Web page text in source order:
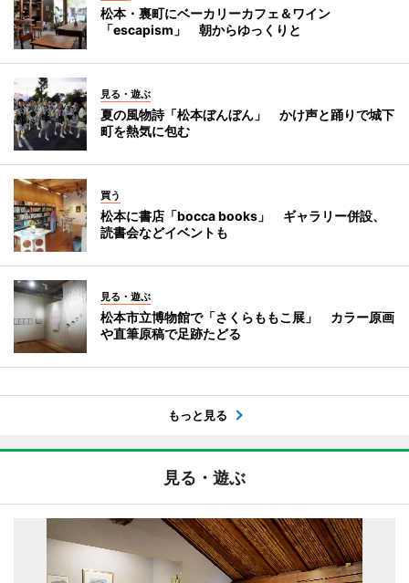
松本・裏町にベーカリーカフェ＆ワイン
「escapism」 朝からゆっくりと
見る・遊ぶ
夏の風物詩「松本ぼんぼん」 かけ声と踊りで城下
町を熱気に包む
買う
松本に書店「bocca books」 ギャラリー併設、
読書会などイベントも
見る・遊ぶ
松本市立博物館で「さくらももこ展」 カラー原画
や直筆原稿で足跡たどる
もっと見る
見る・遊ぶ